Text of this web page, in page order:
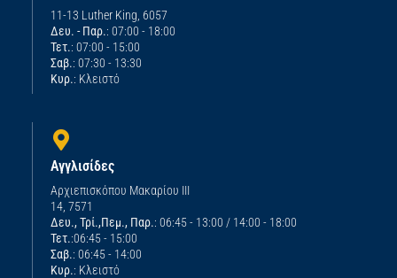
11-13 Luther King, 6057
Δευ. - Παρ.: 07:00 - 18:00
Τετ.: 07:00 - 15:00
Σαβ.: 07:30 - 13:30
Κυρ.: Κλειστό
Αγγλισίδες
Αρχιεπισκόπου Μακαρίου ΙΙΙ
14, 7571
Δευ., Τρί.,Πεμ., Παρ.: 06:45 - 13:00 / 14:00 - 18:00
Τετ.:06:45 - 15:00
Σαβ.: 06:45 - 14:00
Κυρ.: Κλειστό